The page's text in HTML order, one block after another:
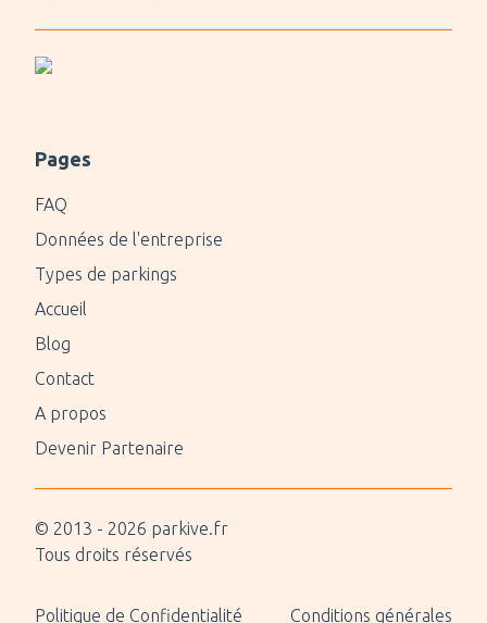
Pages
FAQ
Données de l'entreprise
Types de parkings
Accueil
Blog
Contact
A propos
Devenir Partenaire
© 2013 - 2026 parkive.fr
Tous droits réservés
Politique de Confidentialité Conditions générales